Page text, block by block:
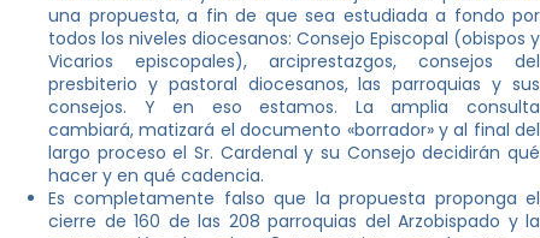
una propuesta, a fin de que sea estudiada a fondo por
todos los niveles diocesanos: Consejo Episcopal (obispos y
Vicarios episcopales), arciprestazgos, consejos del
presbiterio y pastoral diocesanos, las parroquias y sus
consejos. Y en eso estamos. La amplia consulta
cambiará, matizará el documento «borrador» y al final del
largo proceso el Sr. Cardenal y su Consejo decidirán qué
hacer y en qué cadencia.
Es completamente falso que la propuesta proponga el
cierre de 160 de las 208 parroquias del Arzobispado y la